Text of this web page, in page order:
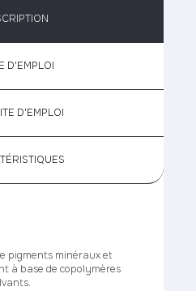
D'EMPLOI
D'EMPLOI
pigments minéraux et
à base de copolymères